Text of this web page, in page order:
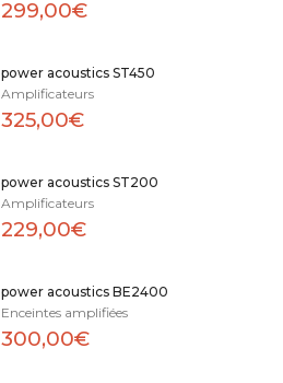
299,00€
power acoustics ST450
Amplificateurs
325,00€
power acoustics ST200
Amplificateurs
229,00€
power acoustics BE2400
Enceintes amplifiées
300,00€